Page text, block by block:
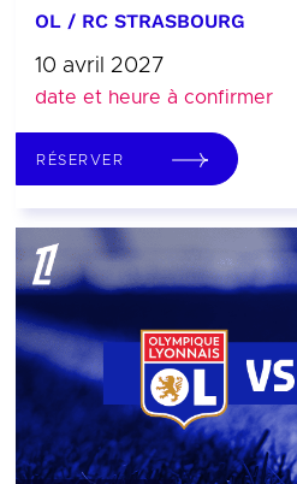
OL / RC STRASBOURG
10 avril 2027
date et heure à confirmer
RÉSERVER